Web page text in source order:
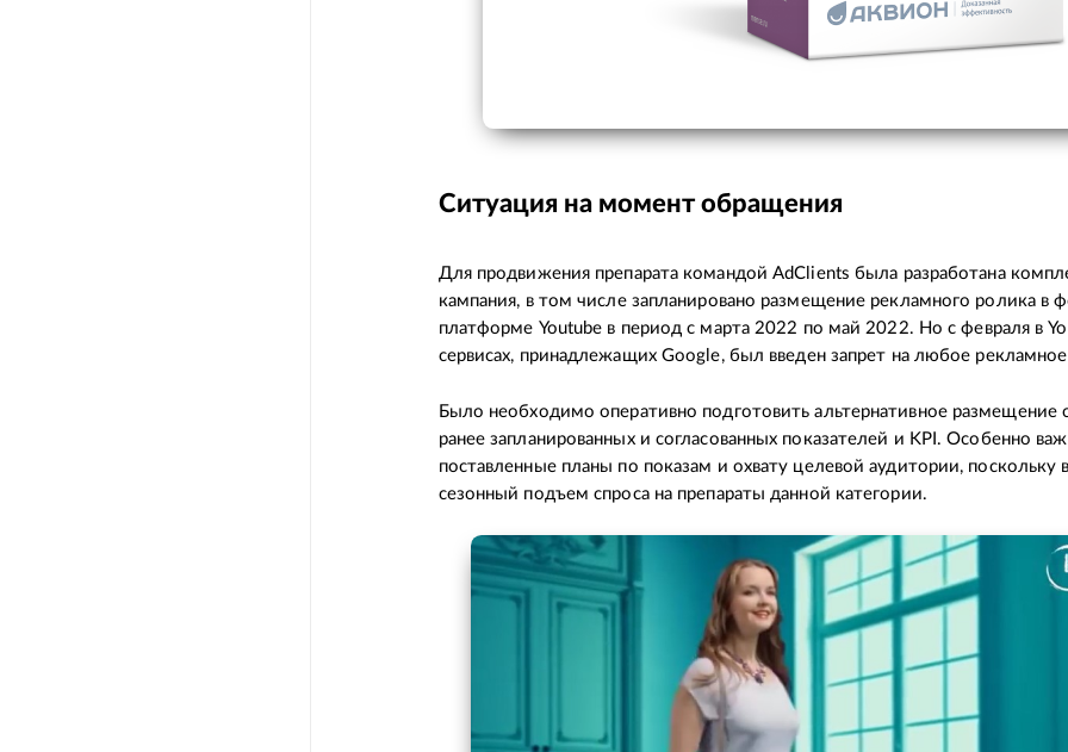
Ситуация на момент обращения
Для продвижения препарата командой AdClients была разработана
кампания, в том числе запланировано размещение рекламного ролика в
платформе Youtube в период с марта 2022 по май 2022. Но с февраля в
сервисах, принадлежащих Google, был введен запрет на любое
Было необходимо оперативно подготовить альтернативное размещение
ранее запланированных и согласованных показателей и KPI. Особенно
поставленные планы по показам и охвату целевой аудитории, поскольку
сезонный подъем спроса на препараты данной категории.